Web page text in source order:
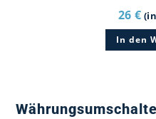
26 €
In den